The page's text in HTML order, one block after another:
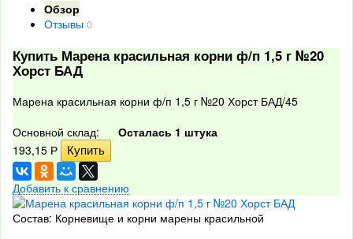
Обзор
Отзывы 0
Купить Марена красильная корни ф/п 1,5 г №20
Хорст БАД
Марена красильная корни ф/п 1,5 г №20 Хорст БАД/45
Основной склад:
Осталась 1 штука
193,15 Р
Добавить к сравнению
Состав: Корневище и корни марены красильной